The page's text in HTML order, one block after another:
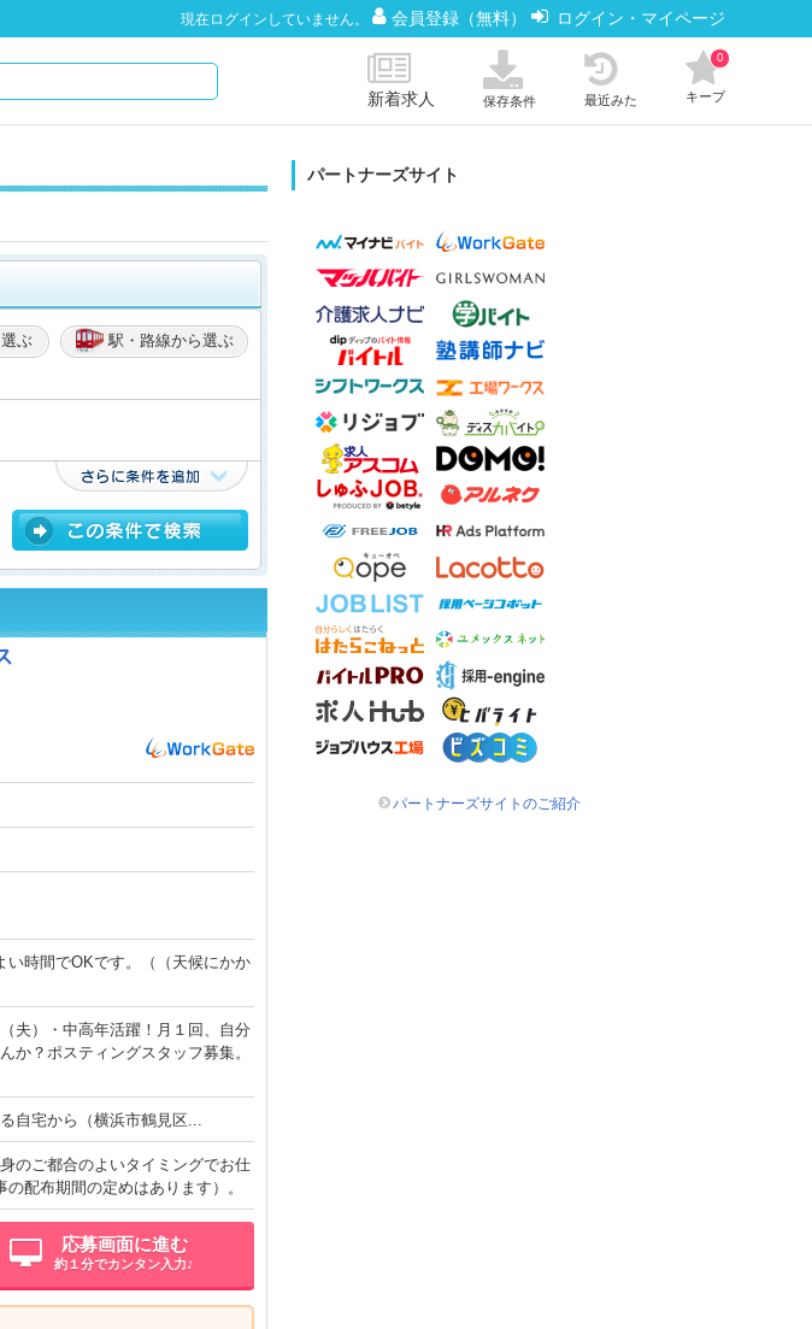
現在ログインしていません。 会員登録（無料） ログイン・マイページ
新着求人 保存条件 最近みた キープ
0
ぶ
駅・路線から選ぶ
い時間でOKです。（（天候にかか
夫）・中高年活躍！月１回、自分
か？ポスティングスタッフ募集。
自宅から（横浜市鶴見区...
のご都合のよいタイミングでお仕
配布期間の定めはあります）。
応募画面に進む
約１分でカンタン入力♪
パートナーズサイト
パートナーズサイトのご紹介